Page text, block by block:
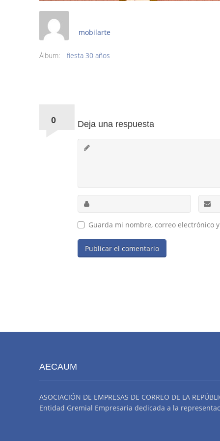
mobilarte
Álbum: fiesta 30 años
0
Deja una respuesta
Guarda mi nombre, correo electrónico
AECAUM
ASOCIACIÓN DE EMPRESAS DE CORREO DE LA
Entidad Gremial Empresaria dedicada a la